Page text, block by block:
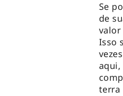
Se
de
valor
Isso
terra